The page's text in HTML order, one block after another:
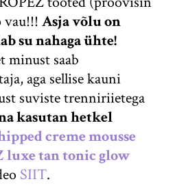
vau!!! Asja võlu on
su nahaga ühte!
minust saab
aga sellise kauni
suviste trenniriietega
kasutan hetkel
creme mousse
luxe tan tonic glow
SIIT.